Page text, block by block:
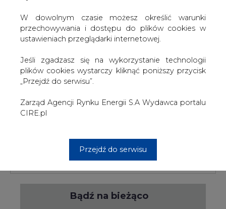
Bądź na bieżąco
Podając adres e-mail wyrażają Państwo zgodę
na otrzymywanie treści marketingowych w
postaci newslettera pocztą elektroniczną od
Warszawie.
przez nas Państwa danych osobowych, w tym
informacje o przysługujących Państwu